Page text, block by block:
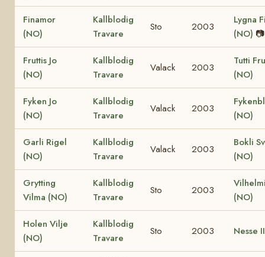
Finamor
(NO)
Kallblodig
Travare
Sto 2003
Lygna
(NO) 📷
Fruttis Jo
(NO)
Kallblodig
Travare
Valack 2003
Tutti
(NO)
Fyken Jo
(NO)
Kallblodig
Travare
Valack 2003
(NO)
Garli Rigel
(NO)
Kallblodig
Travare
Valack 2003
Bokli
(NO)
Grytting
Vilma (NO)
Kallblodig
Travare
Sto 2003
(NO)
Holen Vilje
(NO)
Kallblodig
Travare
Sto 2003 Nesse